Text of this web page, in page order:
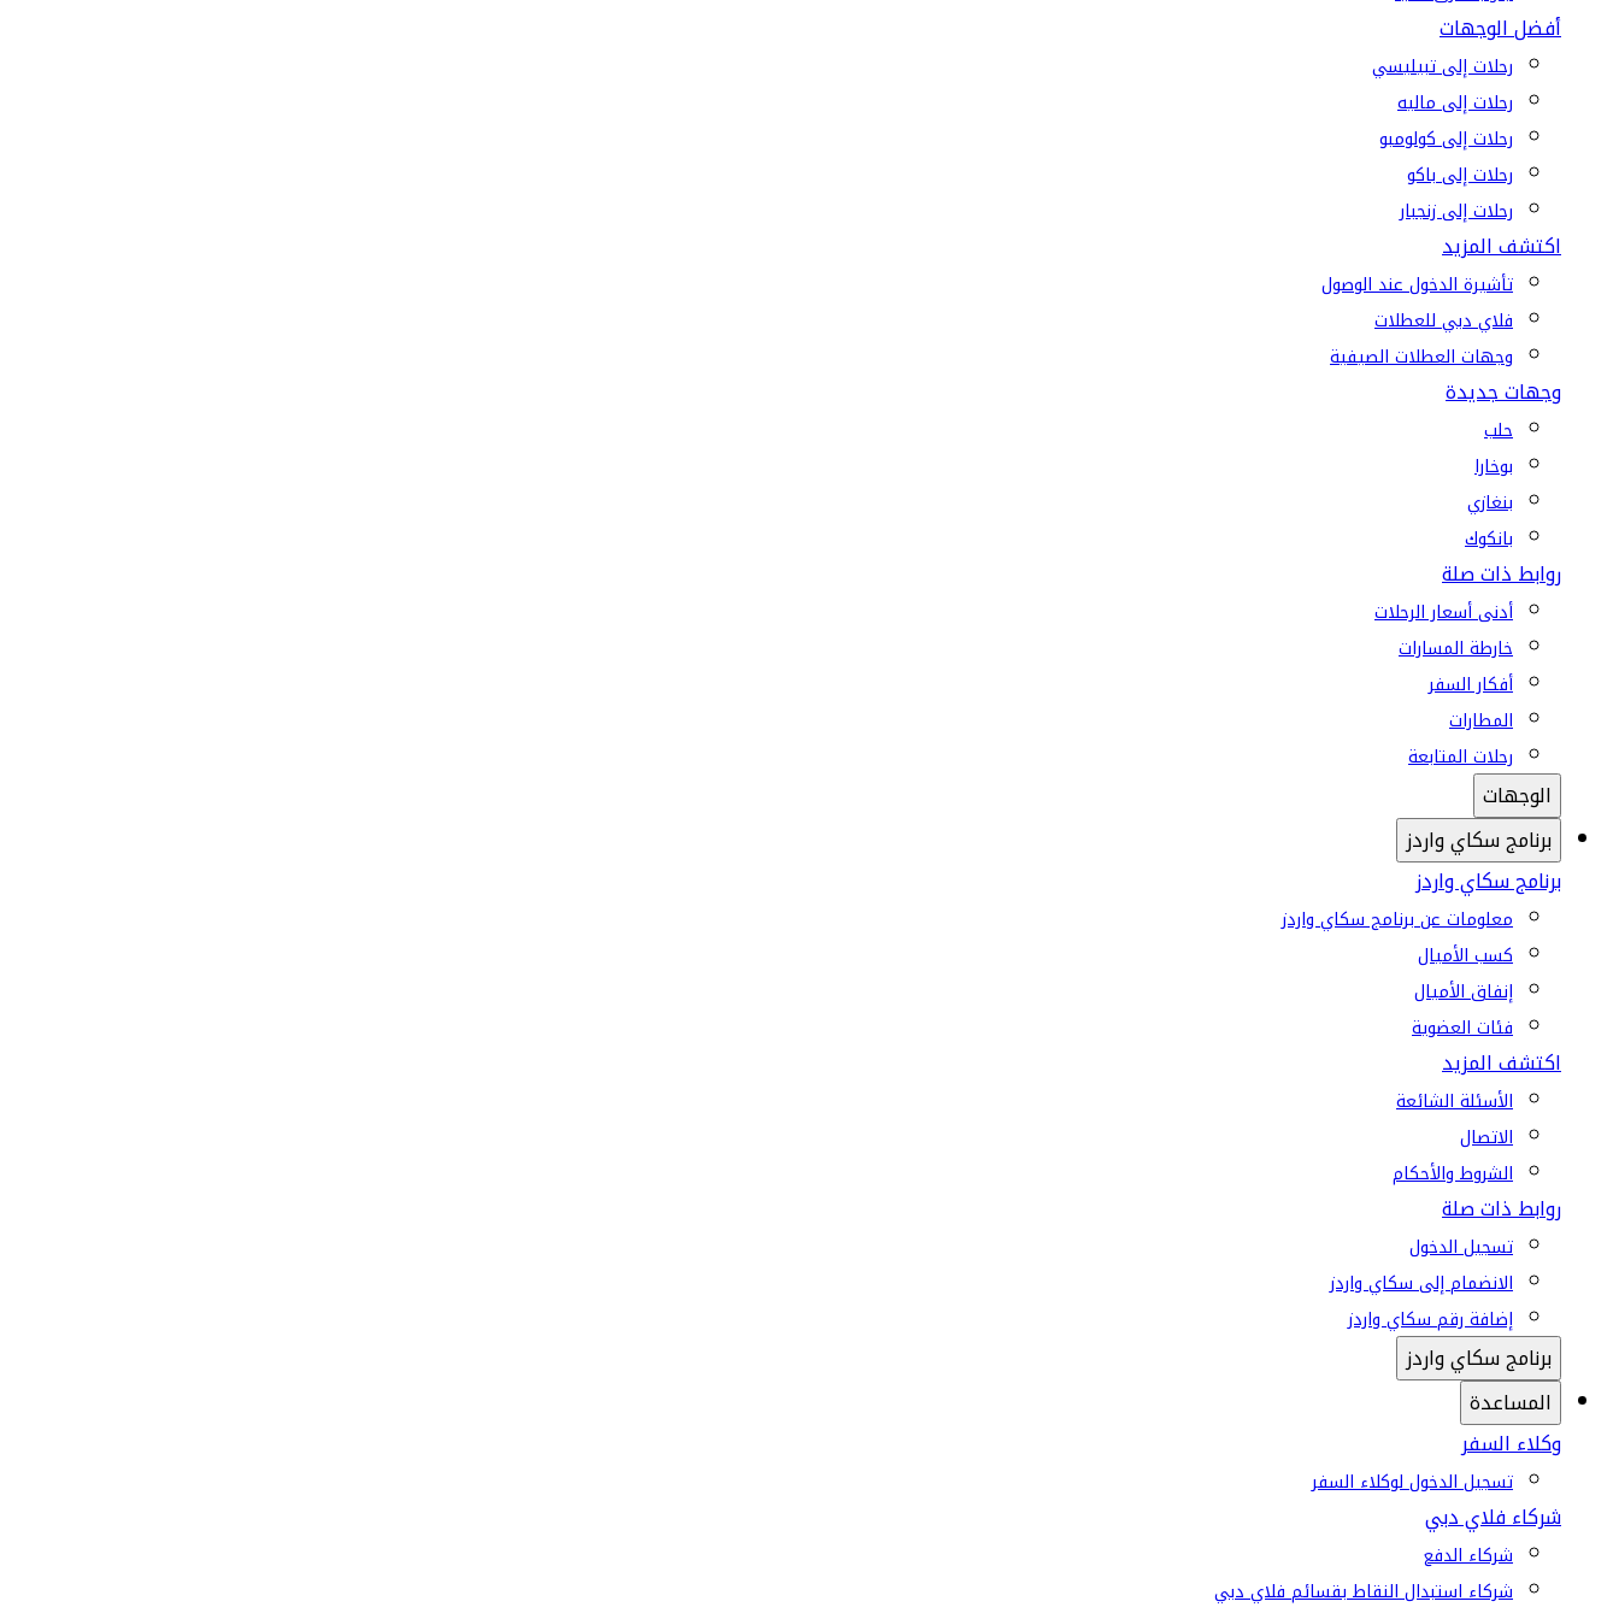
أفضل الوجهات
رحلات إلى تبيليسي
رحلات إلى ماليه
رحلات إلى كولومبو
رحلات إلى باكو
رحلات إلى زنجبار
اكتشف المزيد
تأشيرة الدخول عند الوصول
فلاي دبي للعطلات
وجهات العطلات الصيفية
وجهات جديدة
حلب
بوخارا
بنغازي
بانكوك
روابط ذات صلة
أدنى أسعار الرحلات
خارطة المسارات
أفكار السفر
المطارات
رحلات المتابعة
الوجهات
برنامج سكاي واردز
برنامج سكاي واردز
معلومات عن برنامج سكاي واردز
كسب الأميال
إنفاق الأميال
فئات العضوية
اكتشف المزيد
الأسئلة الشائعة
الاتصال
الشروط والأحكام
روابط ذات صلة
تسجيل الدخول
الانضمام إلى سكاي واردز
إضافة رقم سكاي واردز
برنامج سكاي واردز
المساعدة
وكلاء السفر
تسجيل الدخول لوكلاء السفر
شركاء فلاي دبي
شركاء الدفع
شركاء استبدال النقاط بقسائم فلاي دبي